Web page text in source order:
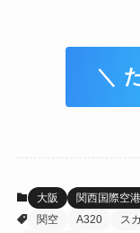
＼
大阪
関西国際空港
関空
A320 ス